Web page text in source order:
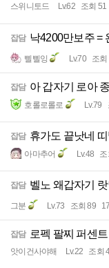
스위니토드 Lv.62 조회 51
잡담 낙4200만보주 =
삘삘잉 Lv.70 조회
잡담 아 갑자기 로아
호롤로롤로 Lv.79
잡담 휴가도 끝낫네
아마추어 Lv.48 조
잡담 벨노 왜갑자기
그분 Lv.73 조회 89
잡담 로펙 팔찌 퍼센
앗이건사야해 Lv.22 조회